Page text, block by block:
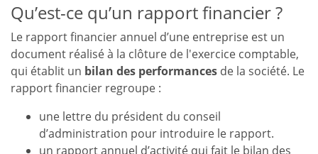
Qu’est-ce qu’un rapport financier ?
Le rapport financier annuel d’une entreprise est un
document réalisé à la clôture de l'exercice comptable,
qui établit un bilan des performances de la société. Le
rapport financier regroupe :
une lettre du président du conseil
d’administration pour introduire le rapport.
un rapport annuel d’activité qui fait le bilan des